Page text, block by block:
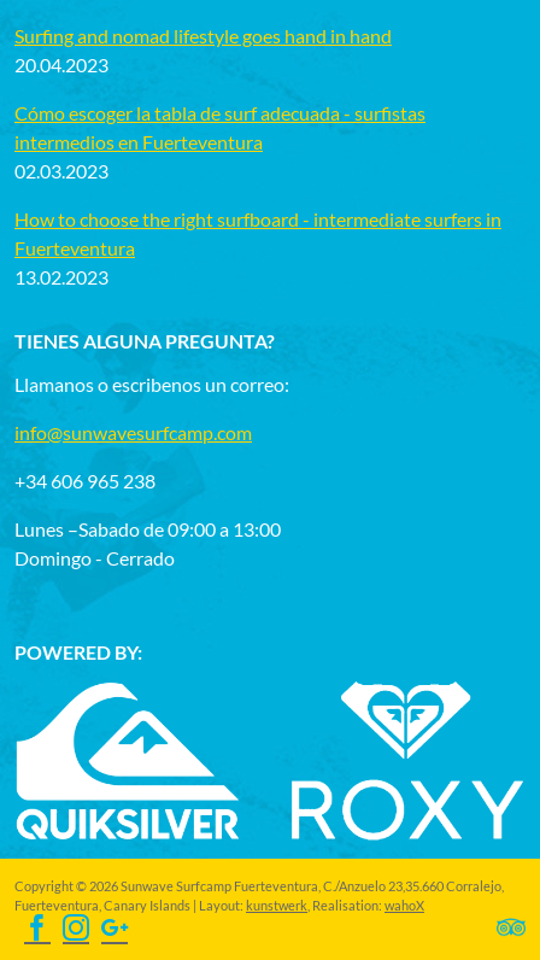
Surfing and nomad lifestyle goes hand in hand
20.04.2023
Cómo escoger la tabla de surf adecuada - surfistas
intermedios en Fuerteventura
02.03.2023
How to choose the right surfboard - intermediate surfers in
Fuerteventura
13.02.2023
TIENES ALGUNA PREGUNTA?
Llamanos o escribenos un correo:
info@sunwavesurfcamp.com
+34 606 965 238
Lunes –Sabado de 09:00 a 13:00
Domingo - Cerrado
POWERED BY:
Copyright © 2026 Sunwave Surfcamp Fuerteventura, C./Anzuelo 23,35.660 Corralejo,
Fuerteventura, Canary Islands | Layout: kunstwerk , Realisation: wahoX